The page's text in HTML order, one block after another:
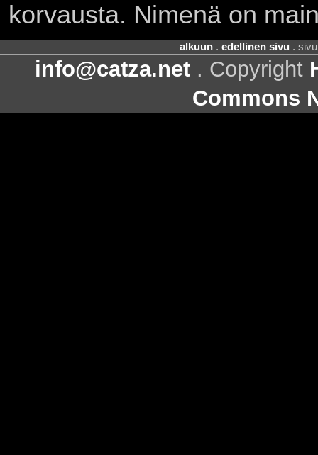
korvausta. Nimenä on
alkuun . edellinen sivu .
info@catza.net . Copyright
Commons